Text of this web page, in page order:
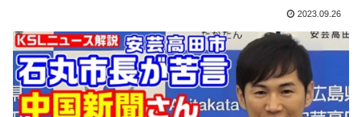
2023.09.26